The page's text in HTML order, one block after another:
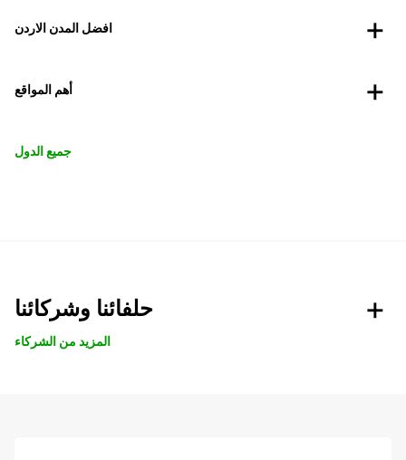
افضل المدن الاردن
أهم المواقع
جميع الدول
حلفائنا وشركائنا
المزيد من الشركاء